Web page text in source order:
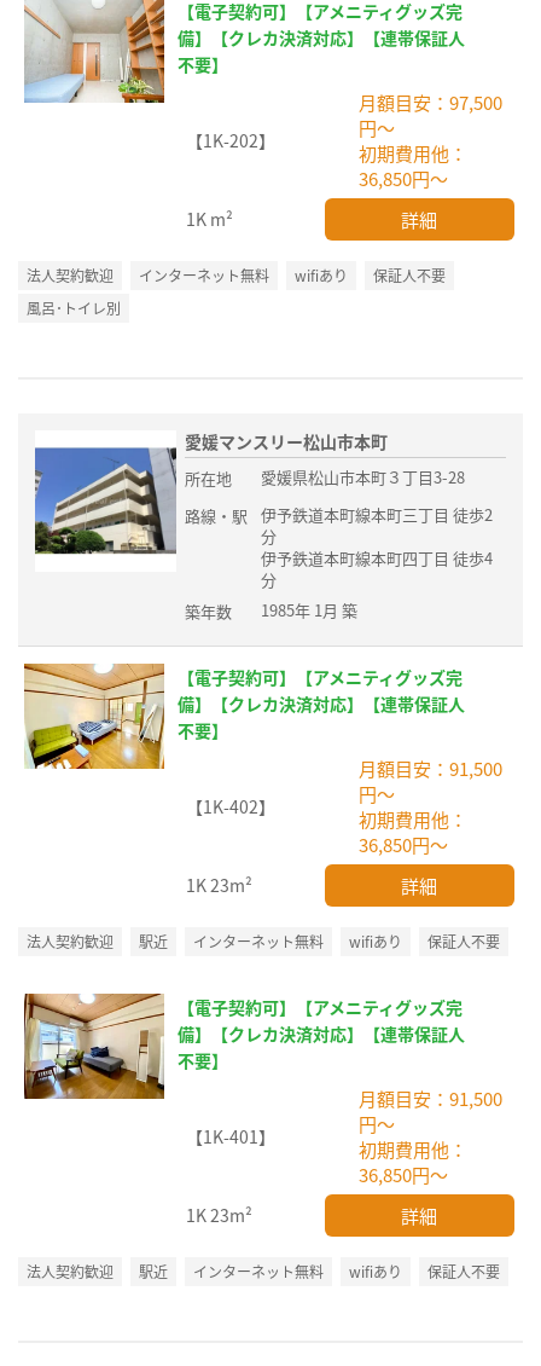
【電子契約可】【アメニティグッズ完
備】【クレカ決済対応】【連帯保証人
不要】
【1K-202】
月額目安：97,500
円～
初期費用他：
36,850円～
1K m² 詳細
法人契約歓迎 インターネット無料 wifiあり
保証人不要
風呂･トイレ別
愛媛マンスリー松山市本町
所在地
愛媛県松山市本町３丁目3-28
路線・駅
伊予鉄道本町線本町三丁目 徒歩2
分
伊予鉄道本町線本町四丁目 徒歩4
分
築年数
1985年 1月 築
【電子契約可】【アメニティグッズ完
備】【クレカ決済対応】【連帯保証人
不要】
【1K-402】
月額目安：91,500
円～
初期費用他：
36,850円～
1K23m² 詳細
法人契約歓迎 駅近 インターネット無料 wifiあり 保証人不要
【電子契約可】【アメニティグッズ完
備】【クレカ決済対応】【連帯保証人
不要】
【1K-401】
月額目安：91,500
円～
初期費用他：
36,850円～
1K23m² 詳細
法人契約歓迎 駅近 インターネット無料 wifiあり 保証人不要